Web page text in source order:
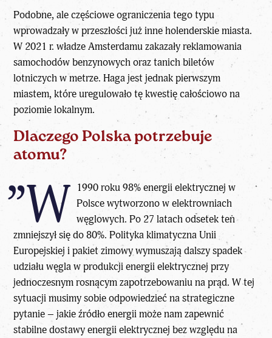
Podobne, ale częściowe ograniczenia tego typu
wprowadzały w przeszłości już inne holenderskie miasta.
W 2021 r. władze Amsterdamu zakazały reklamowania
samochodów benzynowych oraz tanich biletów
lotniczych w metrze. Haga jest jednak pierwszym
miastem, które uregulowało tę kwestię całościowo na
poziomie lokalnym.
Dlaczego Polska potrzebuje
atomu?
”W 1990 roku 98% energii elektrycznej w
Polsce wytworzono w elektrowniach
węglowych. Po 27 latach odsetek ten
zmniejszył się do 80%. Polityka klimatyczna Unii
Europejskiej i pakiet zimowy wymuszają dalszy spadek
udziału węgla w produkcji energii elektrycznej przy
jednoczesnym rosnącym zapotrzebowaniu na prąd. W tej
sytuacji musimy sobie odpowiedzieć na strategiczne
pytanie – jakie źródło energii może nam zapewnić
stabilne dostawy energii elektrycznej bez względu na